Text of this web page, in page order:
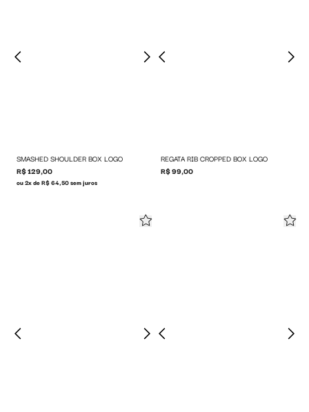
SMASHED SHOULDER BOX LOGO
R$ 129,00
ou 2x de R$ 64,50 sem juros
REGATA RIB CROPPED BOX LOGO
R$ 99,00